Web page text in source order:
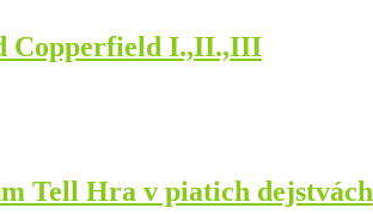
Copperfield I.,II.,III
Tell Hra v piatich dejstvách